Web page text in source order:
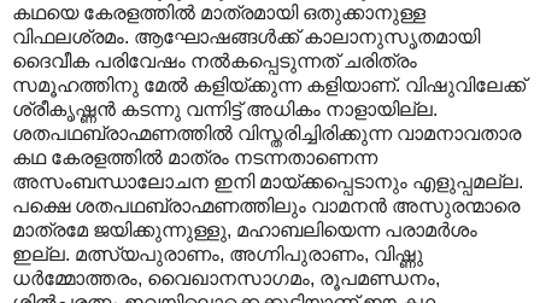
കഥയെ കേരളത്തിൽ മാത്രമായി ഒതുക്കാനുള്ള
വിഫലശ്രമം. ആഘോഷങ്ങൾക്ക് കാലാനുസൃതമായി
ദൈവീക പരിവേഷം നൽകപ്പെടുന്നത് ചരിത്രം
സമൂഹത്തിനു മേൽ കളിയ്ക്കുന്ന കളിയാണ്. വിഷുവിലേക്ക്
ശ്രീകൃഷ്ണൻ കടന്നു വന്നിട്ട് അധികം നാളായില്ല.
ശതപഥബ്രാഹ്മണത്തിൽ വിസ്തരിച്ചിരിക്കുന്ന വാമനാവതാര
കഥ കേരളത്തിൽ മാത്രം നടന്നതാണെന്ന
അസംബന്ധാലോചന ഇനി മായ്ക്കപ്പെടാനും എളുപ്പമല്ല.
പക്ഷെ ശതപഥബ്രാഹ്മണത്തിലും വാമനൻ അസുരന്മാരെ
മാത്രമേ ജയിക്കുന്നുള്ളു, മഹാബലിയെന്ന പരാമർശം
ഇല്ല. മത്സ്യപുരാണം, അഗ്നിപുരാണം, വിഷ്ണു
ധർമ്മോത്തരം, വൈഖാനസാഗമം, രൂപമണ്ഡനം,